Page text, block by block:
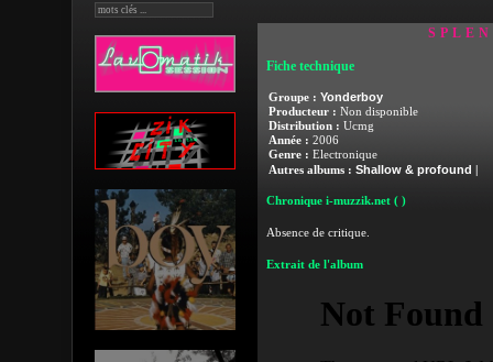
Fiche technique
Groupe : Yonderboy
Producteur : Non disponible
Distribution : Ucmg
Année : 2006
Genre : Electronique
Autres albums : Shallow & profound
Chronique i-muzzik.net ( )
Absence de critique.
Extrait de l'album